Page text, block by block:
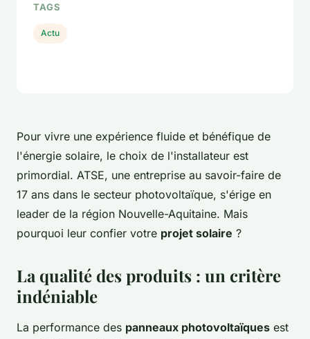
Pour vivre une expérience fluide et bénéfique de
l'énergie solaire, le choix de l'installateur est
primordial. ATSE, une entreprise au savoir-faire de
17 ans dans le secteur photovoltaïque, s'érige en
leader de la région Nouvelle-Aquitaine. Mais
pourquoi leur confier votre projet solaire ?
La qualité des produits : un critère
indéniable
La performance des panneaux photovoltaïques est
TAGS
Actu